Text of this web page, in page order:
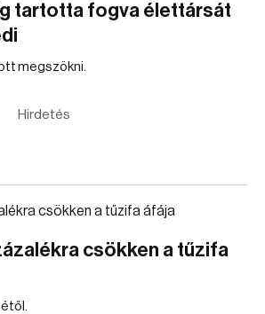
tartotta fogva élettársát
megszökni.
Hirdetés
csökken a tűzifa